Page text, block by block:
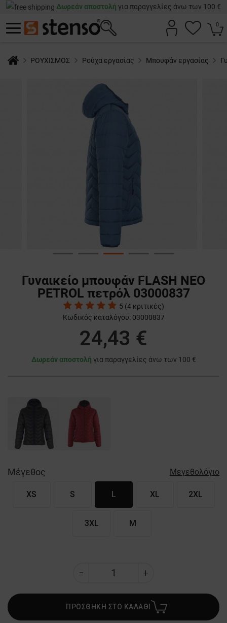
Δωρεάν αποστολή για παραγγελίες άνω των 100 €
0
ΡΟΥΧΙΣΜΟΣ Ρούχα εργασίας Μπουφάν εργασίας
Γυναικείο μπουφάν FLASH NEO
PETROL πετρόλ 03000837
5 (4 κριτικές)
Κωδικός καταλόγου: 03000837
24,43 €
Δωρεάν αποστολή για παραγγελίες άνω των 100 €
Μέγεθος Μεγεθολόγιο
XS S L XL 2XL
3XL M
ΠΡΟΣΘΗΚΗ ΣΤΟ ΚΑΛΑΘΙ